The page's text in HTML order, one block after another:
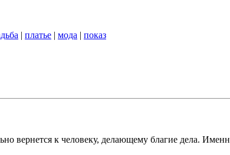
| платье | мода | показ
вернется к человеку, делающему благие дела.